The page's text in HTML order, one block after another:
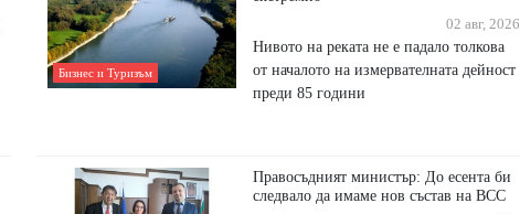
Бизнес и Туризъм
02 авг, 2026
Нивото на реката не е падало толкова
от началото на измервателната дейност
преди 85 години
Правосъдният министър: До есента би
следвало да имаме нов състав на ВСС